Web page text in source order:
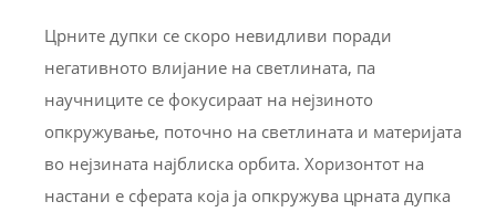
Црните дупки се скоро невидливи поради
негативното влијание на светлината, па
научниците се фокусираат на нејзиното
опкружување, поточно на светлината и материјата
во нејзината најблиска орбита. Хоризонтот на
настани е сферата која ја опкружува црната дупка